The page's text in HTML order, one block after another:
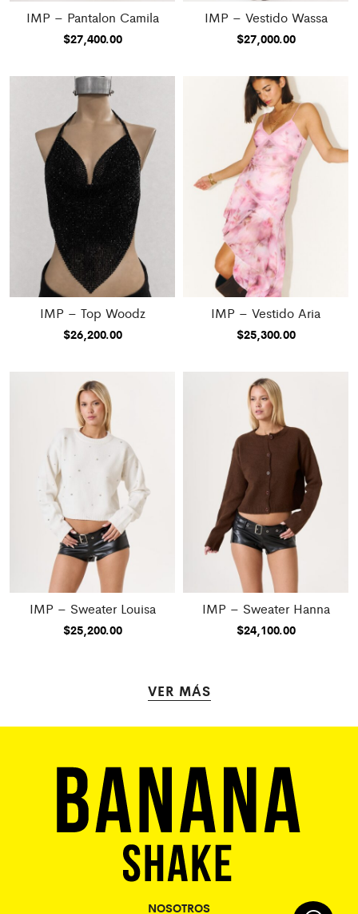
IMP – Pantalon Camila
$27,400.00
IMP – Vestido Wassa
$27,000.00
IMP – Top Woodz
$26,200.00
IMP – Vestido Aria
$25,300.00
IMP – Sweater Louisa
$25,200.00
IMP – Sweater Hanna
$24,100.00
VER MÁS
NOSOTROS